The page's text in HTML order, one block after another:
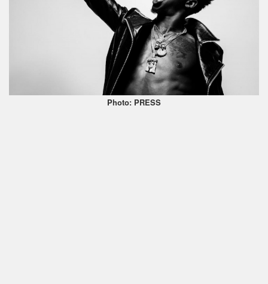
Photo: PRESS